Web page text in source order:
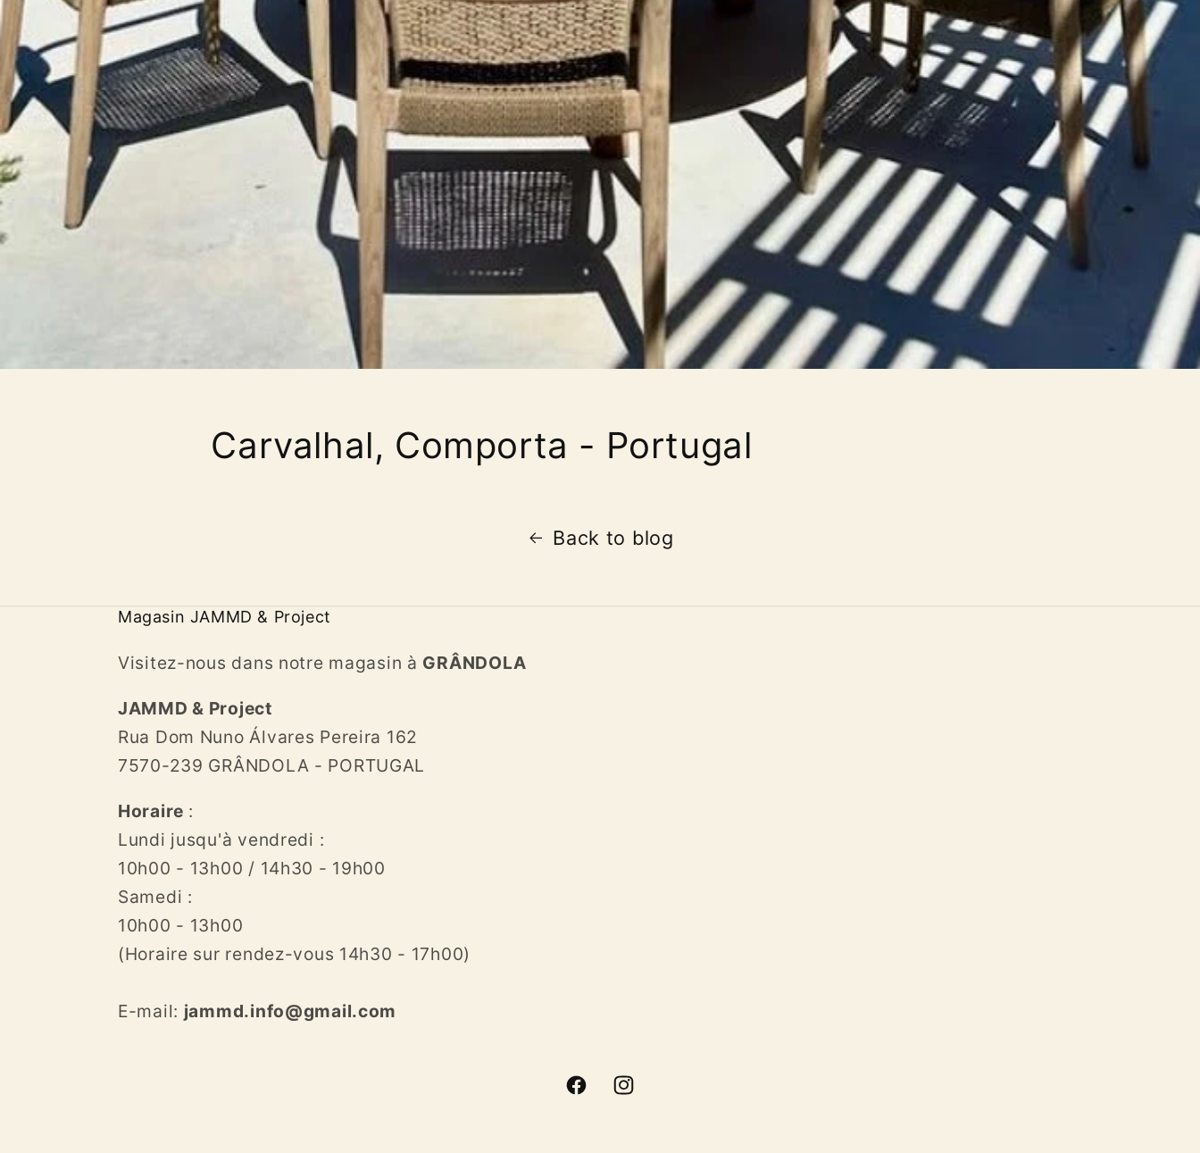
Carvalhal, Comporta - Portugal
Back to blog
Magasin JAMMD & Project
Visitez-nous dans notre magasin à GRÂNDOLA
JAMMD & Project
Rua Dom Nuno Álvares Pereira 162
7570-239 GRÂNDOLA - PORTUGAL
Horaire :
Lundi jusqu'à vendredi :
10h00 - 13h00 / 14h30 - 19h00
Samedi :
10h00 - 13h00
(Horaire sur rendez-vous 14h30 - 17h00)
E-mail: jammd.info@gmail.com
FacebookInstagram